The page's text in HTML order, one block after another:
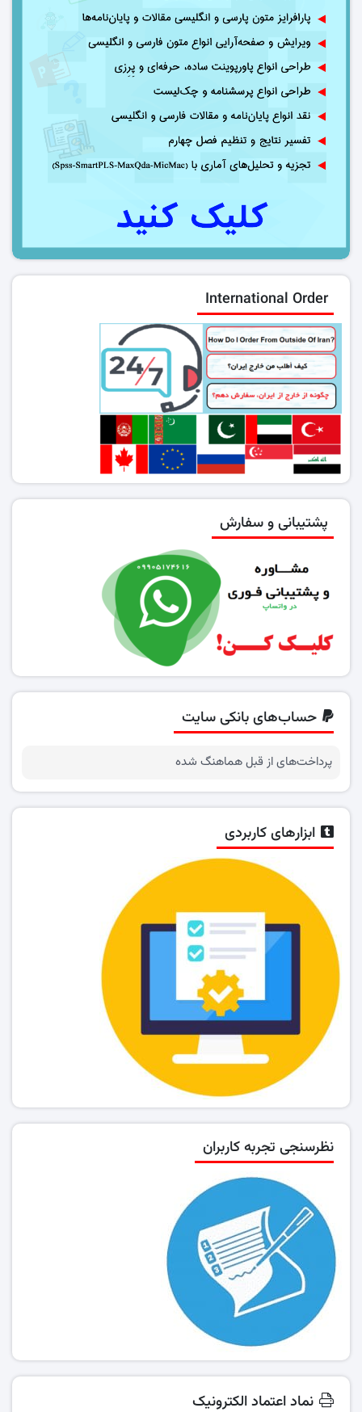
International Order
پشتیبانی و سفارش
حساب‌های بانکی سایت
پرداخت‌های از قبل هماهنگ شده
ابزارهای کاربردی
نظرسنجی تجربه کاربران
نماد اعتماد الکترونیک